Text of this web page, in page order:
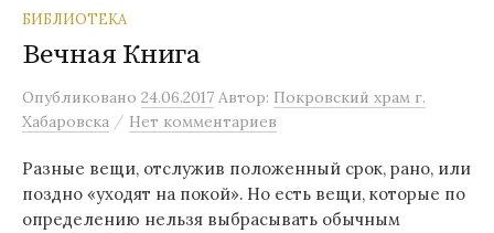
БИБЛИОТЕКА
Вечная Книга
Опубликовано 24.06.2017 Автор: Покровский храм г.
Хабаровска / Нет комментариев
Разные вещи, отслужив положенный срок, рано, или
поздно «уходят на покой». Но есть вещи, которые по
определению нельзя выбрасывать обычным